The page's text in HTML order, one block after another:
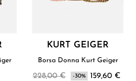
Geiger
KURT GEIGER
Borsa Donna Kurt Geiger
228,00 € -30% 159,60 €